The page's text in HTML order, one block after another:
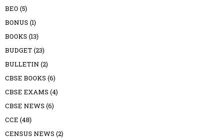
BEO (5)
BONUS (1)
BOOKS (13)
BUDGET(23)
BULLETIN (2)
CBSE BOOKS (6)
CBSE EXAMS (4)
CBSE NEWS (6)
CCE (48)
CENSUS NEWS (2)